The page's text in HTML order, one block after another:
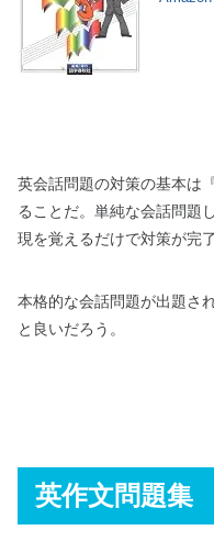
英会話問題の対策の基本は
ることだ。単純な会話問題
現を覚えるだけで対策が完了
本格的な会話問題が出題さ
と良いだろう。
英作文問題集